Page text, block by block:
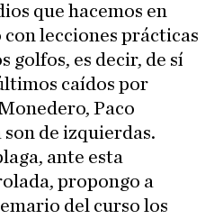
que hacemos en
lecciones prácticas
golfos, es decir, de sí
caídos por
Paco
de izquierdas.
ante esta
propongo a
del curso los